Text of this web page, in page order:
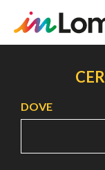
principale
DOVE